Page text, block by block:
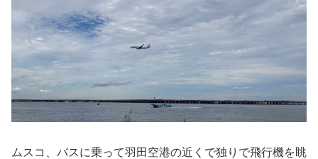
ムスコ、バスに乗って羽田空港の近くで独りで飛行機を眺